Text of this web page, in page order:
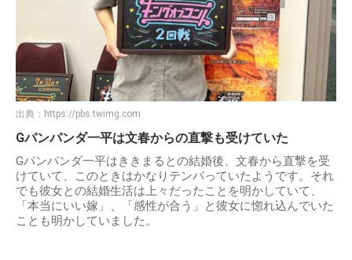
出典： https://pbs.twimg.com
Gパンパンダ一平は文春からの直撃も受けていた
Gパンパンダ一平はききまるとの結婚後、文春から直撃を受
けていて、このときはかなりテンパっていたようです。それ
でも彼女との結婚生活は上々だったことを明かしていて、
「本当にいい嫁」、「感性が合う」と彼女に惚れ込んでいた
ことも明かしていました。